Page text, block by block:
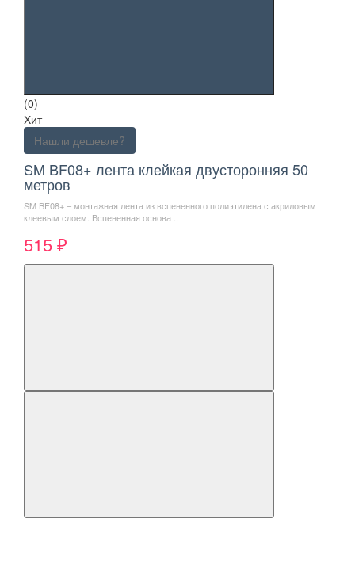
(0)
Хит
Нашли дешевле?
SM BF08+ лента клейкая двусторонняя 50
метров
SM BF08+ – монтажная лента из вспененного полиэтилена с акриловым
клеевым слоем. Вспененная основа ..
515 ₽